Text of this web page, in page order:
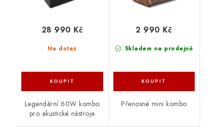
Na dotaz
28 990 Kč
Legendární 60W kombo
pro akustické nástroje
Skladem na prodejně
2 990 Kč
Přenosné mini kombo